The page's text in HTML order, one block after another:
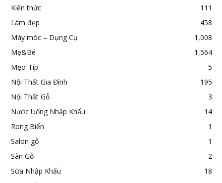
Kiến thức
111
Làm đẹp
458
Máy móc – Dụng Cụ
1,008
Mẹ&Bé
1,564
Mẹo-Típ
5
Nội Thất Gia Đình
195
Nội Thất Gỗ
3
Nước Uống Nhập Khẩu
14
Rong Biển
1
Salon gỗ
1
Sàn Gỗ
2
Sữa Nhập Khẩu
18